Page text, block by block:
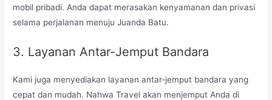
mobil pribadi. Anda dapat merasakan kenyamanan dan privasi
selama perjalanan menuju Juanda Batu.
3. Layanan Antar-Jemput Bandara
Kami juga menyediakan layanan antar-jemput bandara yang
cepat dan mudah. Nahwa Travel akan menjemput Anda di